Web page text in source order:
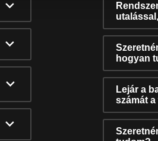
hogyan
Lejár a
számát